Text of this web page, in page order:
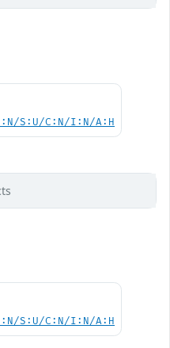
S:U/C:N/I:N/A:H
S:U/C:N/I:N/A:H